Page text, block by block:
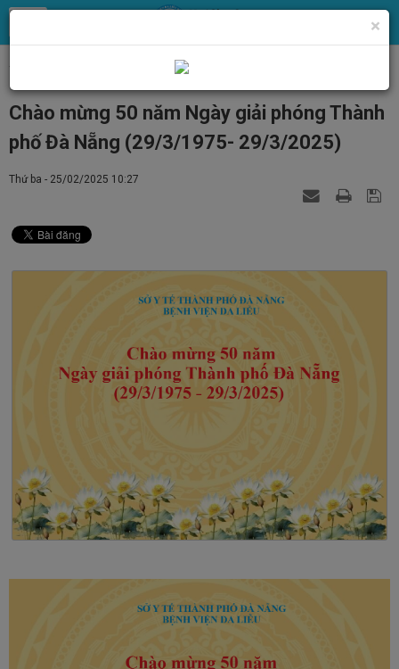
Tin tức, thông báo chung
Chào mừng 50 năm Ngày giải phóng Thành
phố Đà Nẵng (29/3/1975- 29/3/2025)
Thứ ba - 25/02/2025 10:27
×